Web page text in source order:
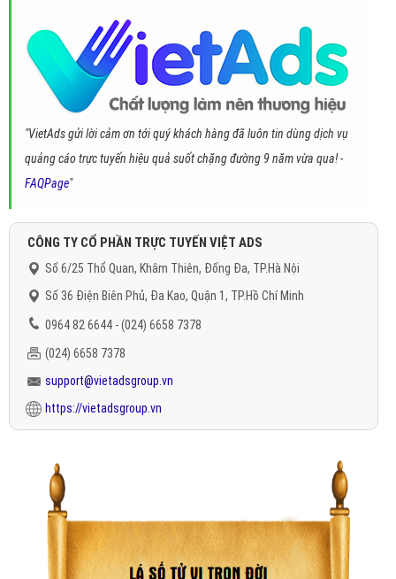
"VietAds gửi lời cảm ơn tới quý khách hàng đã luôn tin dùng dịch vụ
quảng cáo trực tuyến hiệu quả suốt chặng đường 9 năm vừa qua! -
FAQPage"
CÔNG TY CỔ PHẦN TRỰC TUYẾN VIỆT ADS
Số 6/25 Thổ Quan, Khâm Thiên, Đống Đa, TP.Hà Nội
Số 36 Điện Biên Phủ, Đa Kao, Quận 1, TP.Hồ Chí Minh
0964 82 6644 - (024) 6658 7378
(024) 6658 7378
support@vietadsgroup.vn
https://vietadsgroup.vn